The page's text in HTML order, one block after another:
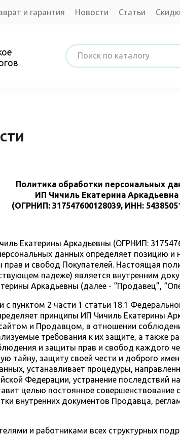
и гарантия Новости Статьи
Политика обработки персональных
ИП Чичиль Екатерина Аркадьевна
(ОГРНИП: 317547600128039, ИНН:
Екатерины Аркадьевны (ОГРНИП:
данных определяет позицию
и свобод Покупателей. Настоящая
падеже) является внутренним
Аркадьевны (далее - “Продавец”,
пунктом 2 части 1 статьи 18.1
принципы ИП Чичиль Екатерины
и Продавцом, в отношении
требования к их защите, а также
и защиты прав и свобод каждого
тайну, защиту своей чести и доброго
устанавливает процедуры,
Федерации, устранение последствий
целью постоянное
внутренних документов Продавца,
и работниками всех структурных